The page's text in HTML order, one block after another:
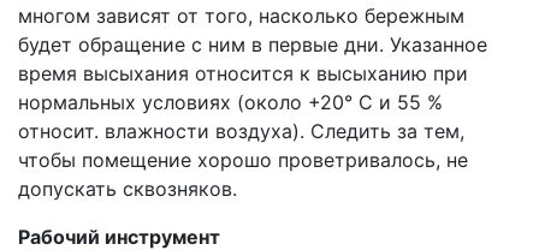
многом зависят от того, насколько бережным
будет обращение с ним в первые дни. Указанное
время высыхания относится к высыханию при
нормальных условиях (около +20° С и 55 %
относит. влажности воздуха). Следить за тем,
чтобы помещение хорошо проветривалось, не
допускать сквозняков.
Рабочий инструмент